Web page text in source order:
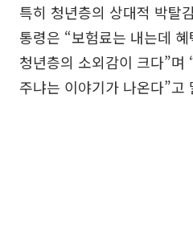
특히 청년층의 상대적 박탈
통령은 “보험료는 내는데
청년층의 소외감이 크다”며
주냐는 이야기가 나온다”고